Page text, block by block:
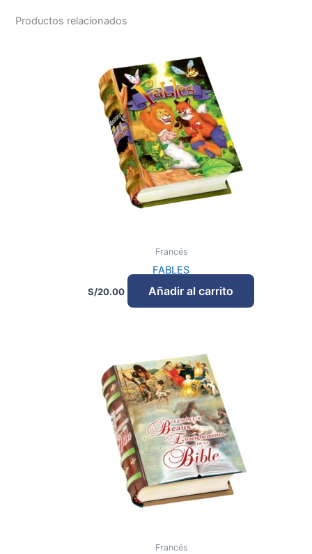
Productos relacionados
Francés
FABLES
S/20.00 Añadir al carrito
Francés